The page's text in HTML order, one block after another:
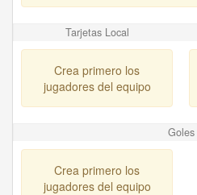
Tarjetas Local
Crea primero los
jugadores del equipo
Goles
Crea primero los
jugadores del equipo